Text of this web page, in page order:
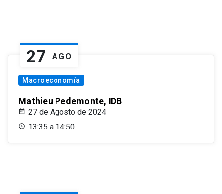
27 AGO
Macroeconomía
Mathieu Pedemonte, IDB
27 de Agosto de 2024
13:35 a 14:50